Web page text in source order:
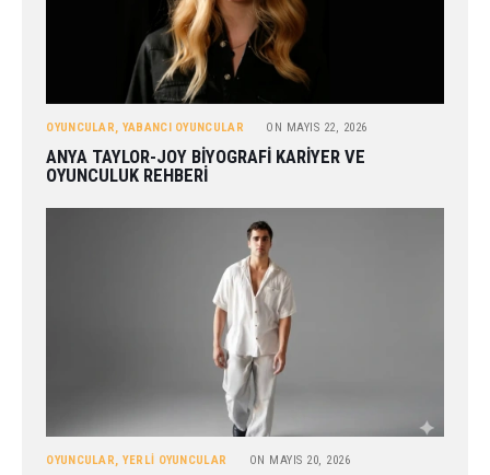
OYUNCULAR, YABANCI OYUNCULAR ON MAYIS 22, 2026
ANYA TAYLOR-JOY BIYOGRAFI KARIYER VE
OYUNCULUK REHBERI
OYUNCULAR, YERLI OYUNCULAR ON MAYIS 20, 2026